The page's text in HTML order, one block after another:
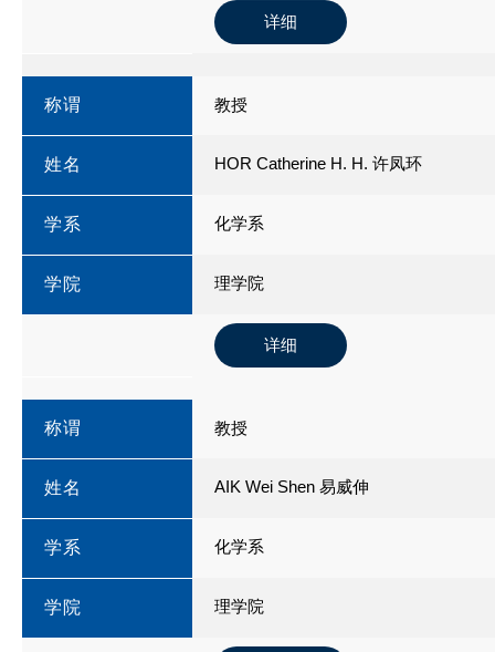
详细
称谓 教授
姓名 HOR Catherine H. H. 许凤环
学系 化学系
学院 理学院
详细
称谓 教授
姓名 AIK Wei Shen 易威伸
学系 化学系
学院 理学院